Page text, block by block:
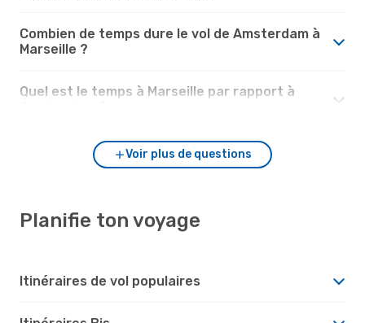
Combien de temps dure le vol de Amsterdam à
Marseille ?
Quel est le temps à Marseille par rapport à
Voir plus de questions
Planifie ton voyage
Itinéraires de vol populaires